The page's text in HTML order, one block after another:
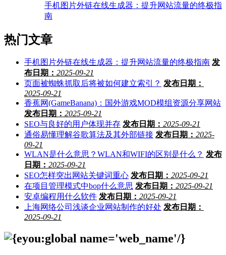
手机图片外链在线生成器：提升网站流量的终极指
南
热门文章
手机图片外链在线生成器：提升网站流量的终极指南 发
布日期： 2025-09-21
页面被蜘蛛抓取后将被如何建立索引？ 发布日期：
2025-09-21
香蕉网(GameBanana)：国外游戏MOD模组资源分享网站
发布日期： 2025-09-21
SEO与良好的用户体现并存 发布日期： 2025-09-21
通俗易懂理解谷歌算法及其外部链接 发布日期： 2025-
09-21
WLAN是什么意思？WLAN和WIFI的区别是什么？ 发布
日期： 2025-09-21
SEO怎样突出网站关键词重心 发布日期： 2025-09-21
在项目管理模式中bop什么意思 发布日期： 2025-09-21
安卓编程用什么软件 发布日期： 2025-09-21
上海网络公司浅谈企业网站制作的好处 发布日期：
2025-09-21